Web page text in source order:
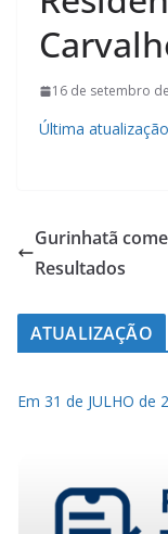
16 de setembro
Última
Gurinhatã
Resultados
ATUALIZAÇÃO
Em 31 de JULHO de